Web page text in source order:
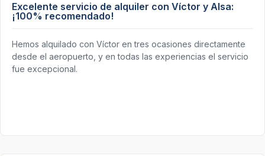
Excelente servicio de alquiler con Víctor y Alsa:
¡100% recomendado!
Hemos alquilado con Víctor en tres ocasiones directamente
desde el aeropuerto, y en todas las experiencias el servicio
fue excepcional.